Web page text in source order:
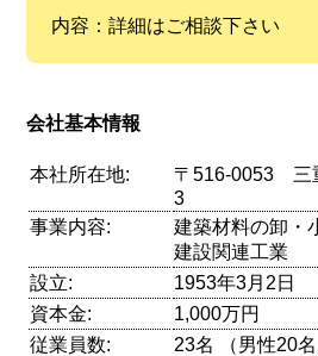
内容：詳細はご相談下さい
会社基本情報
本社所在地:
〒516-0053 三
3
事業内容:
建築材料の卸・
建設関連工業
設立:
1953年3月2日
資本金:
1,000万円
従業員数:
23名 （男性20